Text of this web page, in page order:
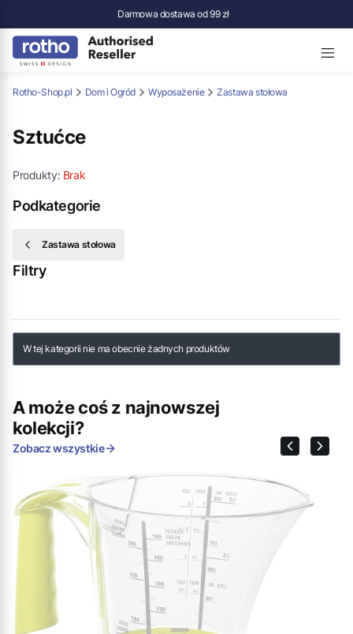
Darmowa dostawa od 99 zł
Rotho-Shop.pl Dom i Ogród Wyposażenie Zastawa stołowa
Sztućce
Produkty: Brak
Podkategorie
Zastawa stołowa
Filtry
Lista produktów
W tej kategorii nie ma obecnie żadnych produktów
A może coś z najnowszej
kolekcji?
Zobacz wszystkie